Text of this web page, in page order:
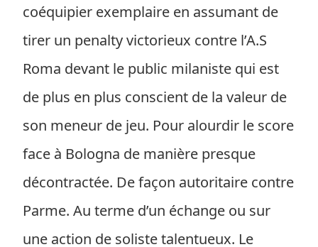
coéquipier exemplaire en assumant de
tirer un penalty victorieux contre l’A.S
Roma devant le public milaniste qui est
de plus en plus conscient de la valeur de
son meneur de jeu. Pour alourdir le score
face à Bologna de manière presque
décontractée. De façon autoritaire contre
Parme. Au terme d’un échange ou sur
une action de soliste talentueux. Le